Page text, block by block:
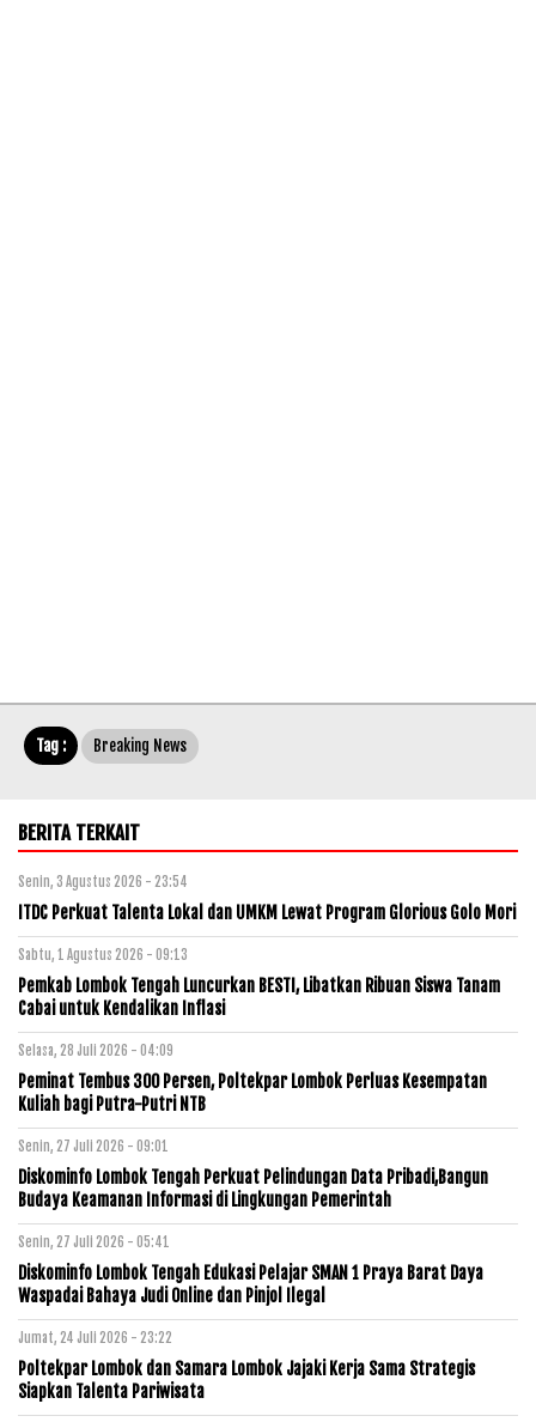
Tag : Breaking News
BERITA TERKAIT
Senin, 3 Agustus 2026 - 23:54
ITDC Perkuat Talenta Lokal dan UMKM Lewat Program Glorious Golo Mori
Sabtu, 1 Agustus 2026 - 09:13
Pemkab Lombok Tengah Luncurkan BESTI, Libatkan Ribuan Siswa Tanam
Cabai untuk Kendalikan Inflasi
Selasa, 28 Juli 2026 - 04:09
Peminat Tembus 300 Persen, Poltekpar Lombok Perluas Kesempatan
Kuliah bagi Putra-Putri NTB
Senin, 27 Juli 2026 - 09:01
Diskominfo Lombok Tengah Perkuat Pelindungan Data Pribadi,Bangun
Budaya Keamanan Informasi di Lingkungan Pemerintah
Senin, 27 Juli 2026 - 05:41
Diskominfo Lombok Tengah Edukasi Pelajar SMAN 1 Praya Barat Daya
Waspadai Bahaya Judi Online dan Pinjol Ilegal
Jumat, 24 Juli 2026 - 23:22
Poltekpar Lombok dan Samara Lombok Jajaki Kerja Sama Strategis
Siapkan Talenta Pariwisata